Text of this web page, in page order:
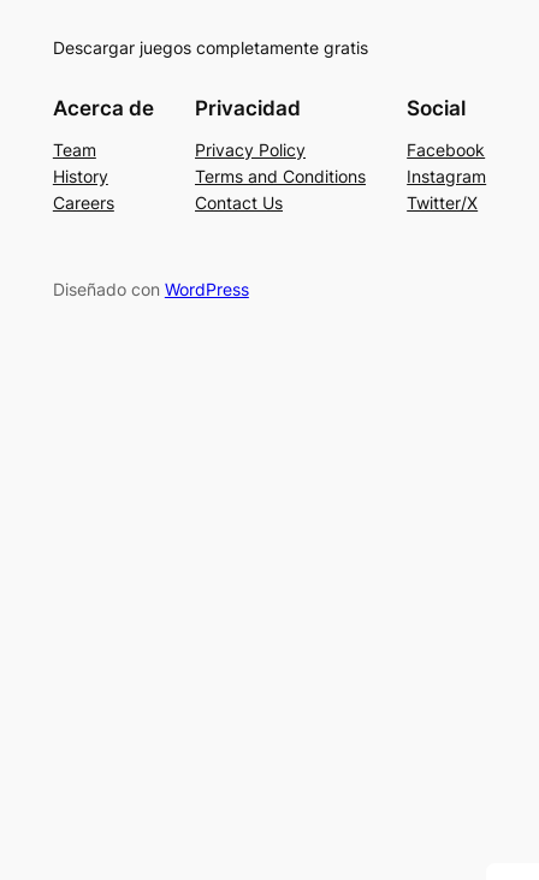
Descargar juegos completamente gratis
Acerca de
Team
History
Careers
Privacidad
Privacy Policy
Terms and Conditions
Contact Us
Social
Facebook
Instagram
Twitter/X
Diseñado con WordPress